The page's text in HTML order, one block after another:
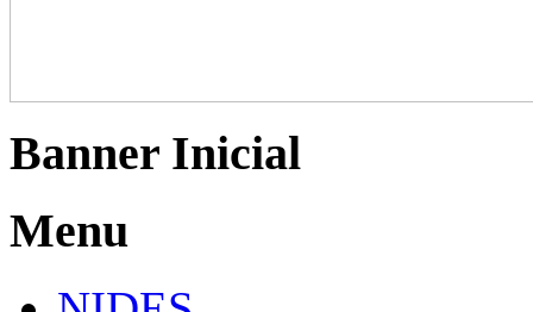
Banner Inicial
Menu